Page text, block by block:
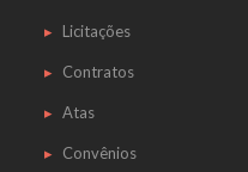
Licitações
Contratos
Atas
Convênios